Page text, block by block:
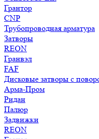
Грантор
CNP
Трубопроводная арматура
Затворы
REON
Гранвэл
FAF
Дисковые затворы с
Арма-Пром
Ридан
Палюр
Задвижки
REON